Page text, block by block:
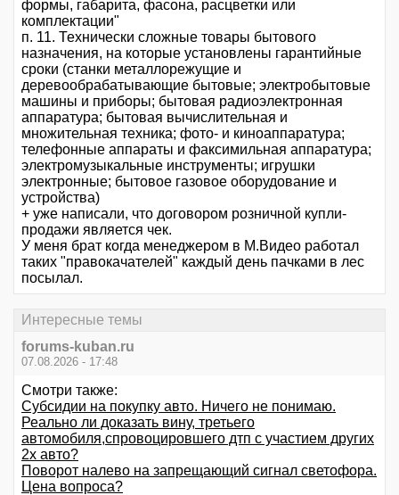
формы, габарита, фасона, расцветки или
комплектации"
п. 11. Технически сложные товары бытового
назначения, на которые установлены гарантийные
сроки (станки металлорежущие и
деревообрабатывающие бытовые; электробытовые
машины и приборы; бытовая радиоэлектронная
аппаратура; бытовая вычислительная и
множительная техника; фото- и киноаппаратура;
телефонные аппараты и факсимильная аппаратура;
электромузыкальные инструменты; игрушки
электронные; бытовое газовое оборудование и
устройства)
+ уже написали, что договором розничной купли-
продажи является чек.
У меня брат когда менеджером в М.Видео работал
таких "правокачателей" каждый день пачками в лес
посылал.
Интересные темы
forums-kuban.ru
07.08.2026 - 17:48
Смотри также:
Субсидии на покупку авто. Ничего не понимаю.
Реально ли доказать вину, третьего
автомобиля,спровоцировшего дтп с участием других
2х авто?
Поворот налево на запрещающий сигнал светофора.
Цена вопроса?